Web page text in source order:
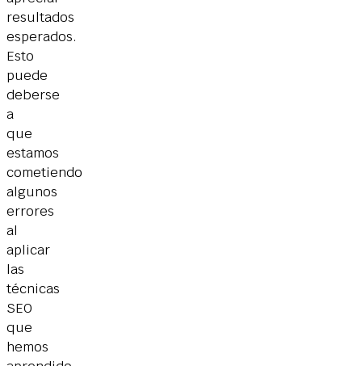
resultados
esperados.
Esto
puede
deberse
a
que
estamos
cometiendo
algunos
errores
al
aplicar
las
técnicas
SEO
que
hemos